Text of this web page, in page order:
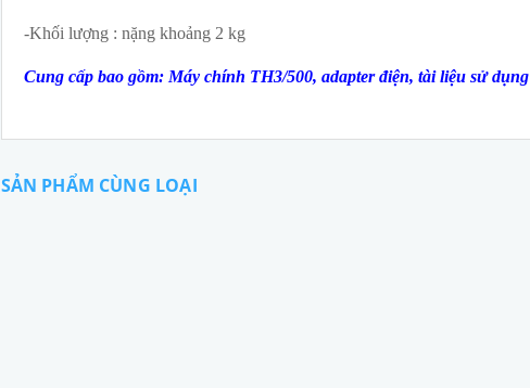
-Khối lượng : nặng khoảng 2 kg
Cung cấp bao gồm: Máy chính TH3/500, adapter điện, tài liệu sử dụng
SẢN PHẨM CÙNG LOẠI